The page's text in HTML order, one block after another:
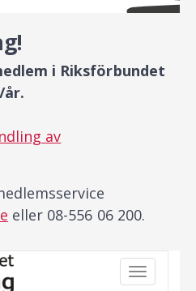
i Riksförbundet
år.
av
eller 08-556 06 200.